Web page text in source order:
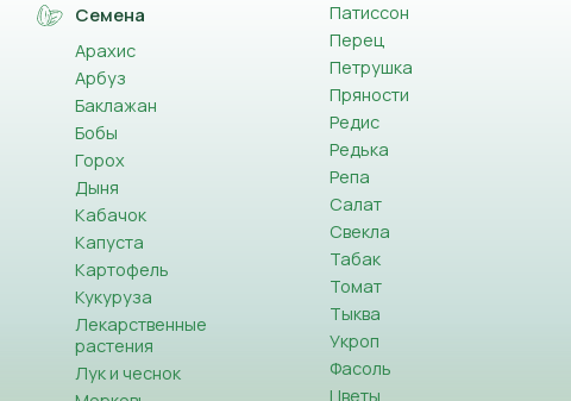
Семена
Арахис
Арбуз
Баклажан
Бобы
Горох
Дыня
Кабачок
Капуста
Картофель
Кукуруза
Лекарственные
растения
Лук и чеснок
Патиссон
Перец
Петрушка
Пряности
Редис
Редька
Репа
Салат
Свекла
Табак
Томат
Тыква
Укроп
Фасоль
Цветы